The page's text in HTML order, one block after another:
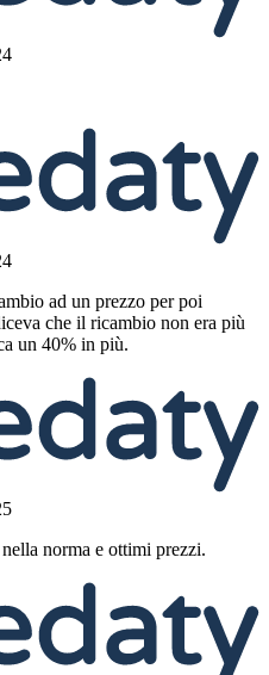
ad un prezzo per poi
che il ricambio non era più
un 40% in più.
norma e ottimi prezzi.